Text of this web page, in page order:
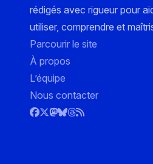
rédigés avec rigueur pour
utiliser, comprendre et
Parcourir le site
À propos
L’équipe
Nous contacter